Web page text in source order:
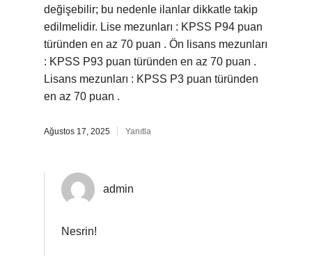
değişebilir; bu nedenle ilanlar dikkatle takip
edilmelidir. Lise mezunları : KPSS P94 puan
türünden en az 70 puan . Ön lisans mezunları
: KPSS P93 puan türünden en az 70 puan .
Lisans mezunları : KPSS P3 puan türünden
en az 70 puan .
Ağustos 17, 2025 Yanıtla
admin
Nesrin!